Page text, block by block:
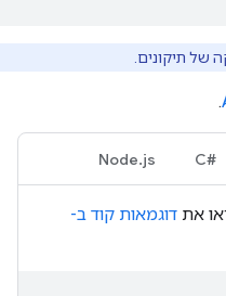
של תיקונים.
.
C#‎
Node.js
דוגמאות קוד ב-